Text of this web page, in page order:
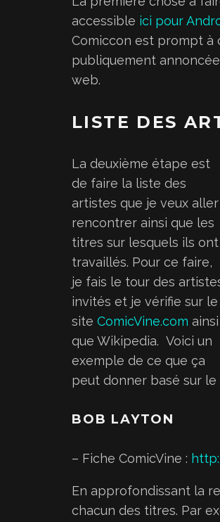
accessible ici pour
Comiccon est prompt à
publiquement
web.
LISTE DES
La deuxième étape est
de faire la liste des
artistes que je veux aller
rencontrer ainsi que les
titres sur lesquels ils ont
travaillés. Pour ce faire,
je fais le tour des
invités et je vérifie sur le
site ComicVine.com ainsi
que Wikipedia. Voici un
exemple de ce que ça
peut donner basé sur le
BOB LAYTON
– Fiche ComicVine :
En approfondissant la
chacun des titres. Par